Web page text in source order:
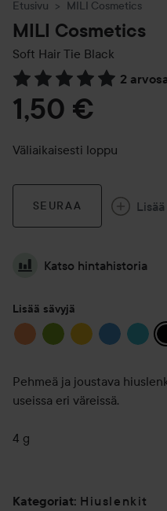
Etusivu MILI Cosmetics
MILI Cosmetics
Soft Hair Tie Black
2
Siirtyä jhk Arvosana &
1,50 €
Väliaikaisesti loppu
SEURAA Lisää
Katso hintahistoria
Lisää sävyjä
Pehmeä ja joustava
useissa eri väreissä.
4 g
Kategoriat: Hiuslenkit